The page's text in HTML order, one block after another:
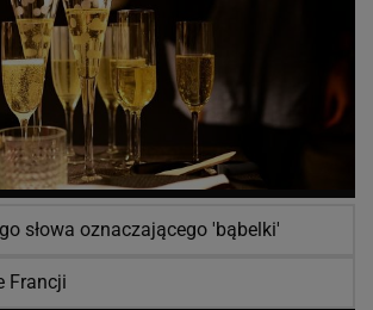
słowa oznaczającego 'bąbelki'
Francji